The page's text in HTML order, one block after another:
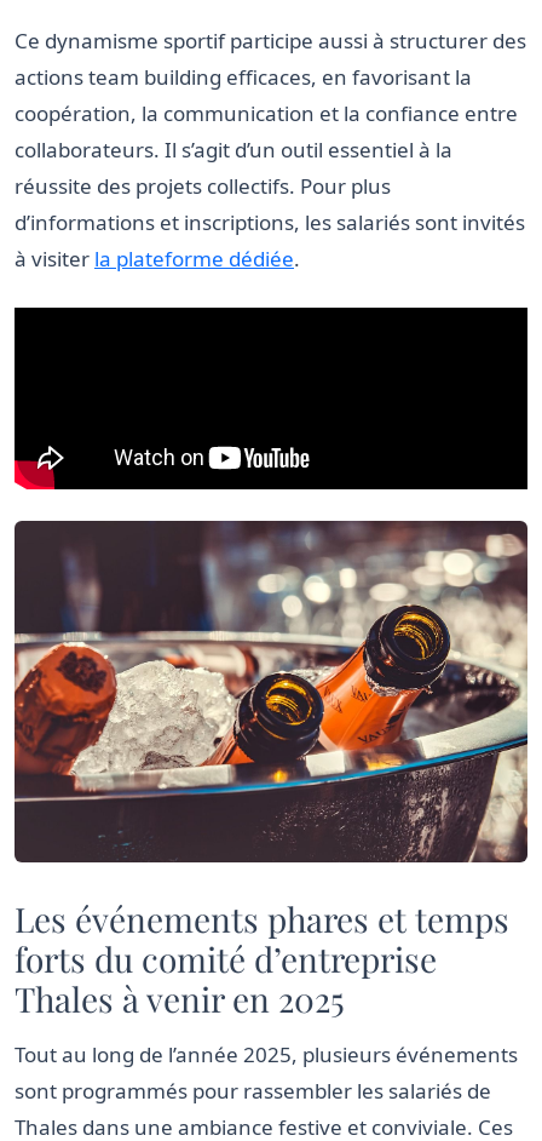
Ce dynamisme sportif participe aussi à structurer des
actions team building efficaces, en favorisant la
coopération, la communication et la confiance entre
collaborateurs. Il s’agit d’un outil essentiel à la
réussite des projets collectifs. Pour plus
d’informations et inscriptions, les salariés sont invités
à visiter la plateforme dédiée.
Les événements phares et temps
forts du comité d’entreprise
Thales à venir en 2025
Tout au long de l’année 2025, plusieurs événements
sont programmés pour rassembler les salariés de
Thales dans une ambiance festive et conviviale. Ces